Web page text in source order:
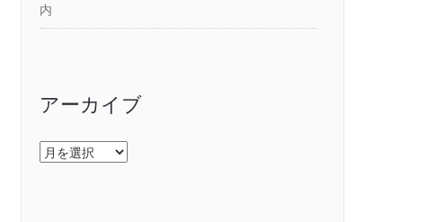
内
アーカイブ
ア
ー